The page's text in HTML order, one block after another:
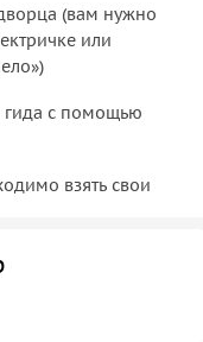
(вам нужно
или
гида с помощью
взять свои